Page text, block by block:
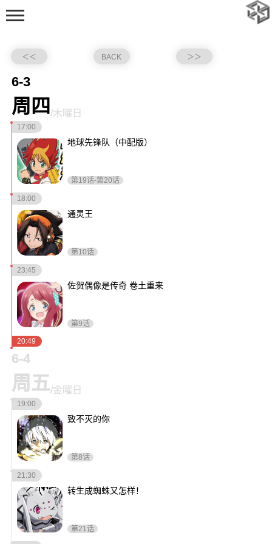
＜＜ BACK ＞＞
6-3
周四 /木曜日
17:00
地球先锋队（中配版）
第19话-第20话
18:00
通灵王
第10话
23:45
佐贺偶像是传奇 卷土重来
第9话
20:49
6-4
周五/金曜日
19:00
致不灭的你
第8话
21:30
转生成蜘蛛又怎样！
第21话
首页
动态
随笔
足迹
追番
热力图
OlivOS
青果DICE
骰子列表
心跳系统
核心文档
青果云
二级域名
服务器组